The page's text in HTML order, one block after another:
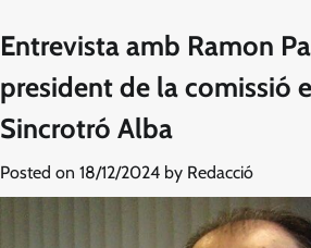
Entrevista amb Ramon
president de la comissió
Sincrotró Alba
Posted on 18/12/2024 by Redacció